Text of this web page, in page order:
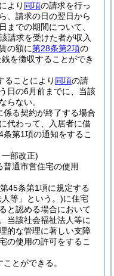
より 同項の請求を行っ
、請求の日の翌日から
までの期間について、
請求を受けた者が収入
の額に第28条第2項の
を徴収することができ
ることにより 同項の請
日の6月前までに、当該
らない。
る契約が終了する場合
代わって、入居者に借
条第1項の通知をするこ
部改正)
通市営住宅の使用
45条第1項に規定する
等」という。)に住宅
と認める場合において
当該社会福祉法人等に
的な管理に著しい支障
の使用の許可をするこ
とができる。